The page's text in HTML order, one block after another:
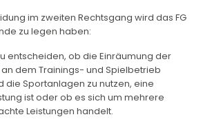
im zweiten Rechtsgang wird das FG
zu legen haben:
entscheiden, ob die Einräumung der
dem Trainings- und Spielbetrieb
die Sportanlagen zu nutzen, eine
ist oder ob es sich um mehrere
Leistungen handelt.